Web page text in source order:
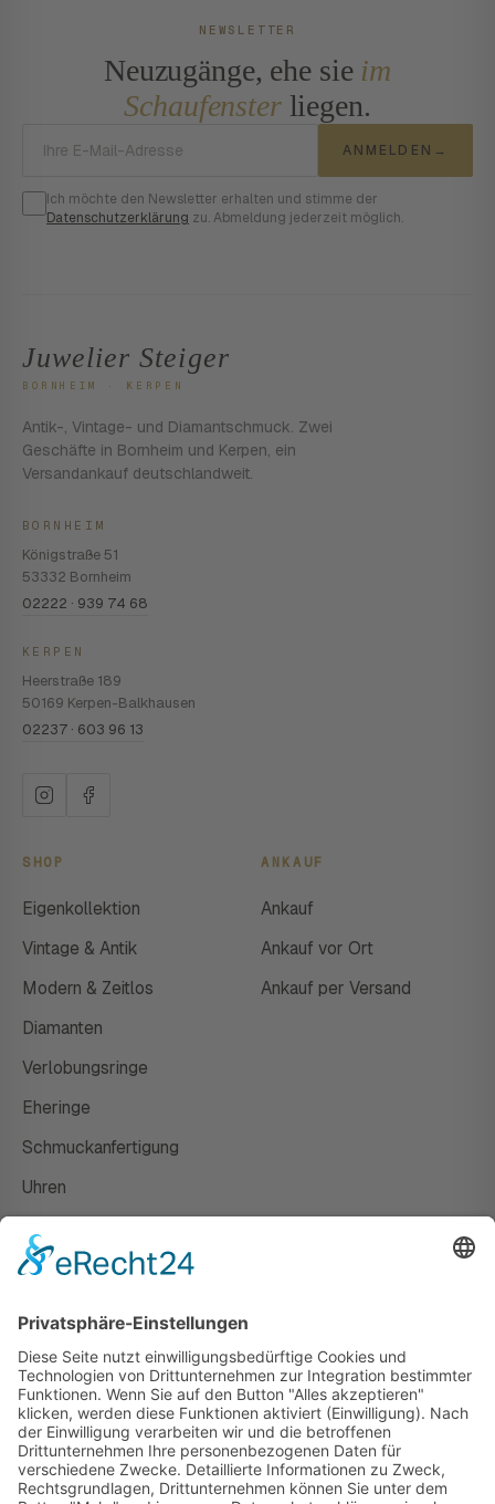
NEWSLETTER
Neuzugänge, ehe sie im
Schaufensterliegen.
ANMELDEN →
Ich möchte den Newsletter erhalten und stimme der
Datenschutzerklärung zu. Abmeldung jederzeit möglich.
Juwelier Steiger
BORNHEIM · KERPEN
Antik-, Vintage- und Diamantschmuck. Zwei
Geschäfte in Bornheim und Kerpen, ein
Versandankauf deutschlandweit.
BORNHEIM
Königstraße 51
53332 Bornheim
02222 · 939 74 68
KERPEN
Heerstraße 189
50169 Kerpen-Balkhausen
02237 · 603 96 13
SHOP
Eigenkollektion
Vintage & Antik
Modern & Zeitlos
Diamanten
Verlobungsringe
Eheringe
Schmuckanfertigung
Uhren
ANKAUF
Ankauf
Ankauf vor Ort
Ankauf per Versand
Susanne Steiger
Geschäfte
Newsletter
Kontakt